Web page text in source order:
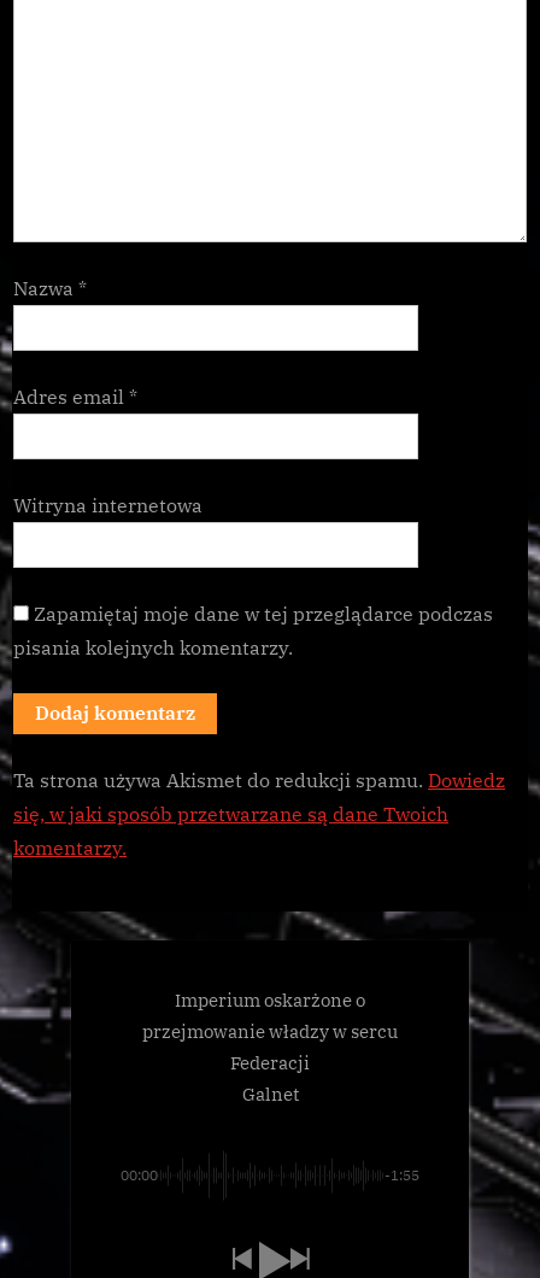
Nazwa *
Adres email *
Witryna internetowa
Zapamiętaj moje dane w tej przeglądarce podczas
pisania kolejnych komentarzy.
Ta strona używa Akismet do redukcji spamu. Dowiedz
się, w jaki sposób przetwarzane są dane Twoich
komentarzy.
Imperium oskarżone o
przejmowanie władzy w sercu
Federacji
Galnet
00:00 -1:55